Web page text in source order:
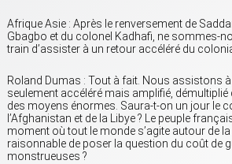
Afrique Asie : Après le renversement de
Gbagbo et du colonel Kadhafi, ne sommes-
train d’assister à un retour accéléré du
Roland Dumas : Tout à fait. Nous assistons
seulement accéléré mais amplifié,
des moyens énormes. Saura-t-on un jour le
l’Afghanistan et de la Libye ? Le peuple
moment où tout le monde s’agite autour de la
raisonnable de poser la question du coût de
monstrueuses ?